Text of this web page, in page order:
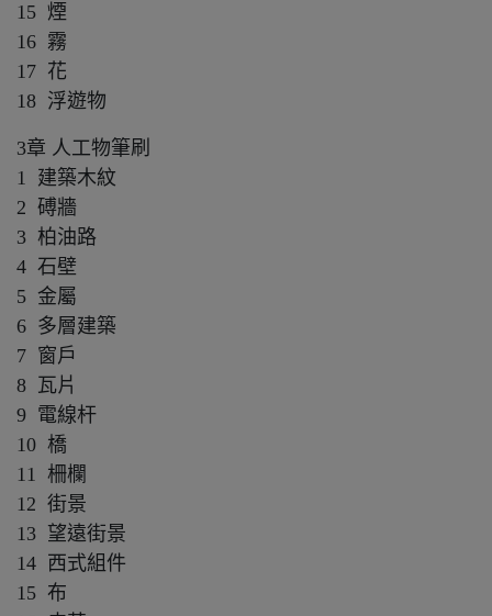
15 煙
16 霧
17 花
18 浮遊物
3章 人工物筆刷
1 建築木紋
2 磗牆
3 柏油路
4 石壁
5 金屬
6 多層建築
7 窗戶
8 瓦片
9 電線杆
10 橋
11 柵欄
12 街景
13 望遠街景
14 西式組件
15 布